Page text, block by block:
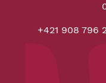
+421 908 796